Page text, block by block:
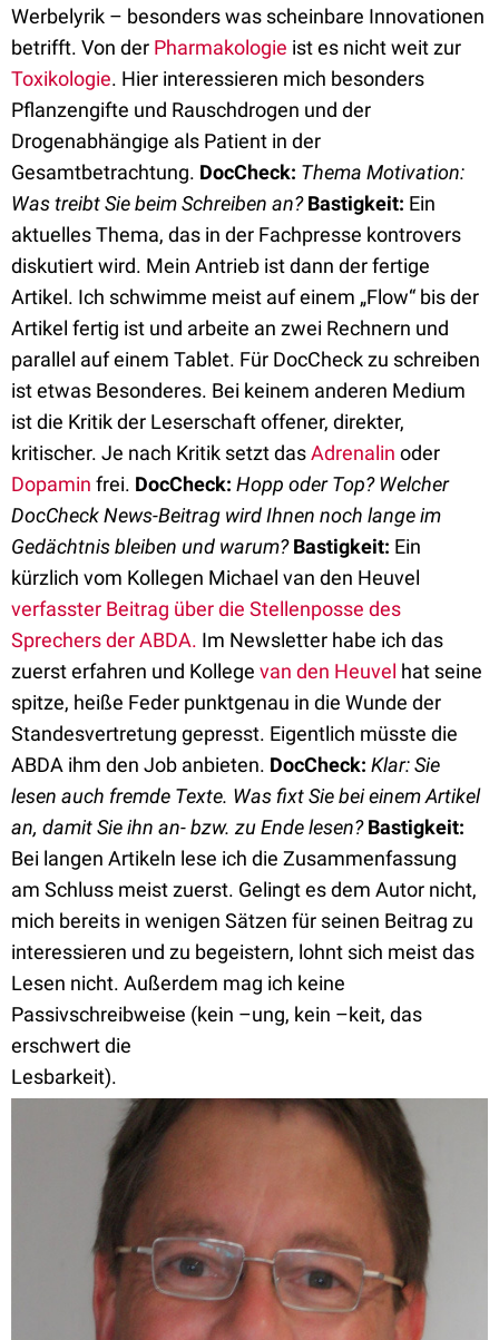
Werbelyrik – besonders was scheinbare Innovationen
betrifft. Von der Pharmakologie ist es nicht weit zur
Toxikologie. Hier interessieren mich besonders
Pflanzengifte und Rauschdrogen und der
Drogenabhängige als Patient in der
Gesamtbetrachtung. DocCheck: Thema Motivation:
Was treibt Sie beim Schreiben an? Bastigkeit: Ein
aktuelles Thema, das in der Fachpresse kontrovers
diskutiert wird. Mein Antrieb ist dann der fertige
Artikel. Ich schwimme meist auf einem „Flow“ bis der
Artikel fertig ist und arbeite an zwei Rechnern und
parallel auf einem Tablet. Für DocCheck zu schreiben
ist etwas Besonderes. Bei keinem anderen Medium
ist die Kritik der Leserschaft offener, direkter,
kritischer. Je nach Kritik setzt dasAdrenalin oder
Dopamin frei. DocCheck: Hopp oder Top? Welcher
DocCheck News-Beitrag wird Ihnen noch lange im
Gedächtnis bleiben und warum? Bastigkeit: Ein
kürzlich vom Kollegen Michael van den Heuvel
verfasster Beitrag über die Stellenposse des
Sprechers der ABDA. Im Newsletter habe ich das
zuerst erfahren und Kollege van den Heuvel hat seine
spitze, heiße Feder punktgenau in die Wunde der
Standesvertretung gepresst. Eigentlich müsste die
ABDA ihm den Job anbieten. DocCheck: Klar: Sie
lesen auch fremde Texte. Was fixt Sie bei einem Artikel
an, damit Sie ihn an- bzw. zu Ende lesen? Bastigkeit:
Bei langen Artikeln lese ich die Zusammenfassung
am Schluss meist zuerst. Gelingt es dem Autor nicht,
mich bereits in wenigen Sätzen für seinen Beitrag zu
interessieren und zu begeistern, lohnt sich meist das
Lesen nicht. Außerdem mag ich keine
Passivschreibweise (kein –ung, kein –keit, das
erschwert die
Lesbarkeit).